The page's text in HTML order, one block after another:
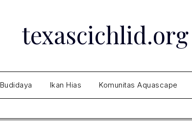
texascichlid.org
Budidaya Ikan Hias Komunitas Aquascape